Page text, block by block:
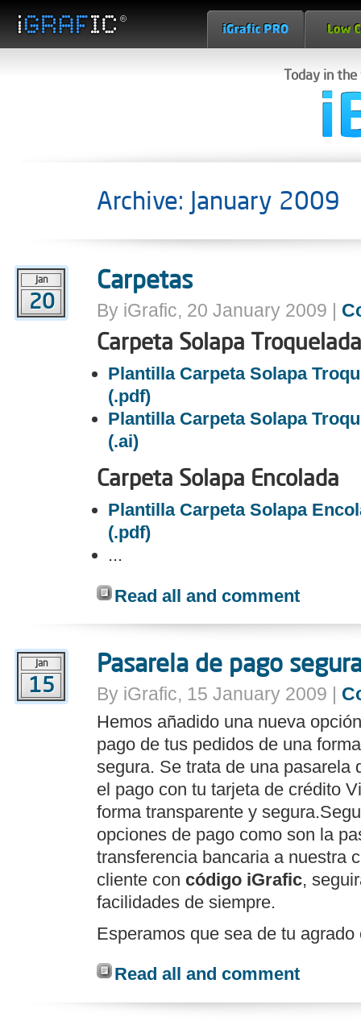
Today in
Archive: January 2009
Jan
20
Carpetas
By iGrafic, 20 January 2009 |
Carpeta Solapa Troquelada
Plantilla Carpeta Solapa
(.pdf)
Plantilla Carpeta Solapa
(.ai)
Carpeta Solapa Encolada
Plantilla Carpeta Solapa
(.pdf)
...
Read all and comment
Jan
15
Pasarela de pago
By iGrafic, 15 January 2009 |
Hemos añadido una nueva
pago de tus pedidos de una
segura. Se trata de una pasarela
el pago con tu tarjeta de crédito
forma transparente y
opciones de pago como son la
transferencia bancaria a nuestra
cliente con código iGrafic,
facilidades de siempre.
Esperamos que sea de tu
Read all and comment